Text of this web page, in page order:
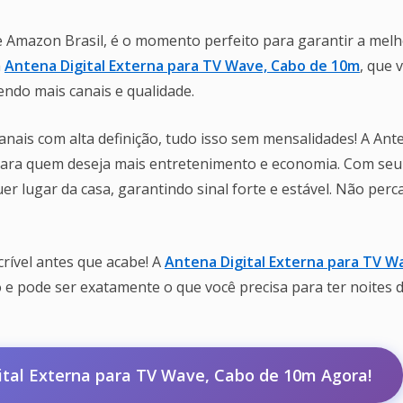
Brasil, é o momento perfeito para garantir a
Antena Digital Externa para TV Wave, Cabo de 10m, que
mais canais e qualidade.
com alta definição, tudo isso sem mensalidades! A
quem deseja mais entretenimento e economia. Com seu
lugar da casa, garantindo sinal forte e estável. Não
antes que acabe! AAntena Digital Externa para TV
pode ser exatamente o que você precisa para ter noites
Externa para TV Wave, Cabo de 10m Agora!